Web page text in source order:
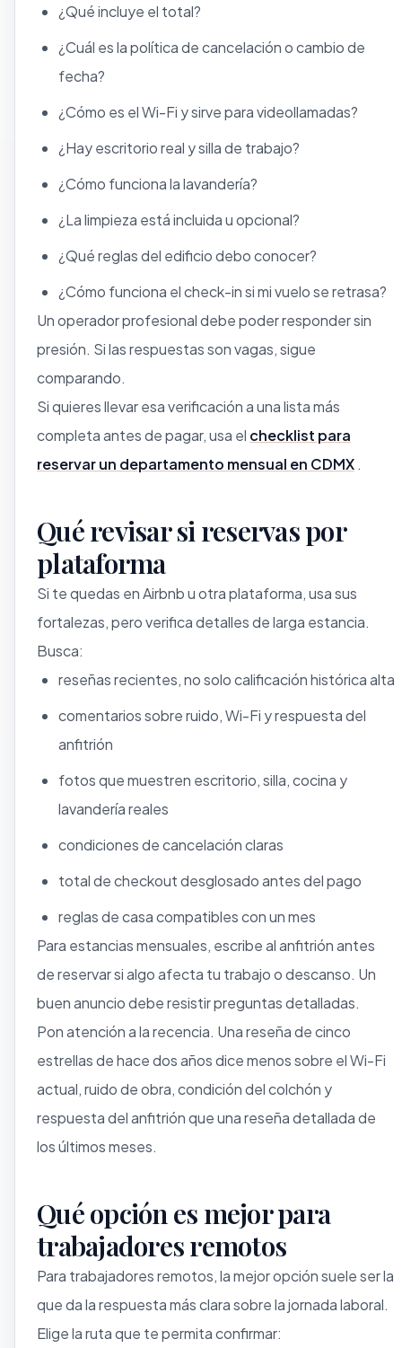
¿Qué incluye el total?
¿Cuál es la política de cancelación o cambio de
fecha?
¿Cómo es el Wi-Fi y sirve para videollamadas?
¿Hay escritorio real y silla de trabajo?
¿Cómo funciona la lavandería?
¿La limpieza está incluida u opcional?
¿Qué reglas del edificio debo conocer?
¿Cómo funciona el check-in si mi vuelo se retrasa?
Un operador profesional debe poder responder sin
presión. Si las respuestas son vagas, sigue
comparando.
Si quieres llevar esa verificación a una lista más
completa antes de pagar, usa el checklist para
reservar un departamento mensual en CDMX .
Qué revisar si reservas por
plataforma
Si te quedas en Airbnb u otra plataforma, usa sus
fortalezas, pero verifica detalles de larga estancia.
Busca:
reseñas recientes, no solo calificación histórica alta
comentarios sobre ruido, Wi-Fi y respuesta del
anfitrión
fotos que muestren escritorio, silla, cocina y
lavandería reales
condiciones de cancelación claras
total de checkout desglosado antes del pago
reglas de casa compatibles con un mes
Para estancias mensuales, escribe al anfitrión antes
de reservar si algo afecta tu trabajo o descanso. Un
buen anuncio debe resistir preguntas detalladas.
Pon atención a la recencia. Una reseña de cinco
estrellas de hace dos años dice menos sobre el Wi-Fi
actual, ruido de obra, condición del colchón y
respuesta del anfitrión que una reseña detallada de
los últimos meses.
Qué opción es mejor para
trabajadores remotos
Para trabajadores remotos, la mejor opción suele ser la
que da la respuesta más clara sobre la jornada laboral.
Elige la ruta que te permita confirmar: